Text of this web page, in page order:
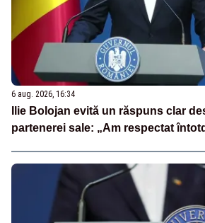
6 aug. 2026, 16:34
Ilie Bolojan evită un răspuns clar
partenerei sale: „Am respectat